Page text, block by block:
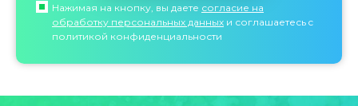
Нажимая на кнопку, вы даете согласие на
обработку персональных данных и соглашаетесь c
политикой конфиденциальности